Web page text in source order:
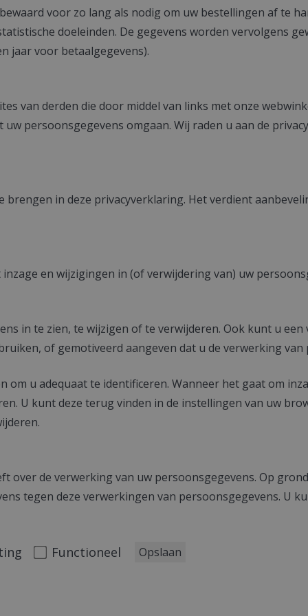
voor zo lang als nodig om uw bestellingen af te
doeleinden. De gegevens worden vervolgens
jaar voor betaalgegevens).
van derden die door middel van links met onze
persoonsgegevens omgaan. Wij raden u aan de
in deze privacyverklaring. Het verdient
en wijzigingen in (of verwijdering van) uw
in te zien, te wijzigen of te verwijderen. Ook kunt u
of gemotiveerd aangeven dat u de verwerking
u adequaat te identificeren. Wanneer het gaat om
U kunt deze terug vinden in de instellingen van uw
over de verwerking van uw persoonsgegevens. Op
tegen deze verwerkingen van persoonsgegevens. U
Functioneel Opslaan